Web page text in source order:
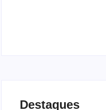
Destaques